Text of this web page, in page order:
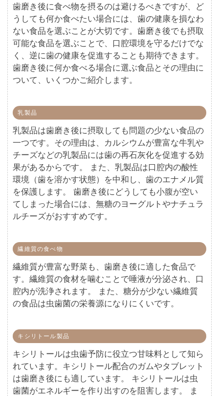
歯磨き後に食べ物を摂るのは避けるべきですが、ど
うしても何か食べたい場合には、歯の健康を損なわ
ない食品を選ぶことが大切です。歯磨き後でも摂取
可能な食品を選ぶことで、口腔環境を守るだけでな
く、逆に歯の健康を促進することも期待できます。
歯磨き後に何か食べる場合に選ぶ食品とその理由に
ついて、いくつかご紹介します。
乳製品
乳製品は歯磨き後に摂取しても問題の少ない食品の
一つです。その理由は、カルシウムが豊富な牛乳や
チーズなどの乳製品には歯の再石灰化を促進する効
果があるからです。 また、乳製品は口腔内の酸性
環境（歯を溶かす状態）を中和し、歯のエナメル質
を保護します。 歯磨き後にどうしても小腹が空い
てしまった場合には、無糖のヨーグルトやナチュラ
ルチーズがおすすめです。
繊維質の食べ物
繊維質が豊富な野菜も、歯磨き後に適した食品で
す。繊維質の食材を噛むことで唾液が分泌され、口
腔内が洗浄されます。 また、糖分が少ない繊維質
の食品は虫歯菌の栄養源になりにくいです。
キシリトール製品
キシリトールは虫歯予防に役立つ甘味料として知ら
れています。キシリトール配合のガムやタブレット
は歯磨き後にも適しています。 キシリトールは虫
歯菌がエネルギーを作り出すのを阻害します。 ま